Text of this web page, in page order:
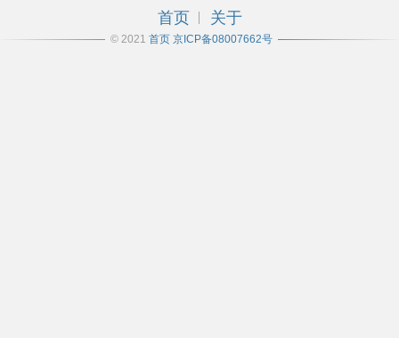
首页 关于
© 2021 首页 京ICP备08007662号